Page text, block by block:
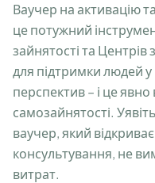
Ваучер на активацію
це потужний
зайнятості та
для підтримки людей
перспектив – і це
самозайнятості.
ваучер, який
консультування, не
витрат.